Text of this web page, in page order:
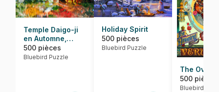
Temple Daigo-ji
en Automne,
Kyoto
500 pièces
Bluebird Puzzle
Holiday Spirit
500 pièces
Bluebird Puzzle
The
500 pièces
Bluebird